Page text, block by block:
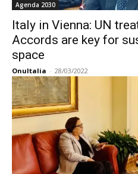
Agenda 2030
Italy in Vienna: UN
Accords are key for
space
OnuItalia - 28/03/2022